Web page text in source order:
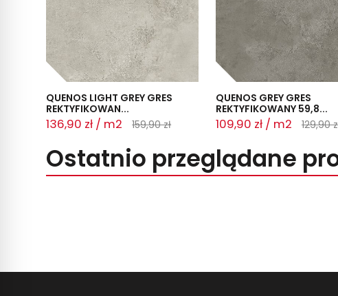
QUENOS LIGHT GREY GRES
REKTYFIKOWAN...
136,90 zł / m2 159,90 zł
QUENOS GREY GRES
REKTYFIKOWANY 59,8...
109,90 zł / m2 129,90
Ostatnio przeglądane